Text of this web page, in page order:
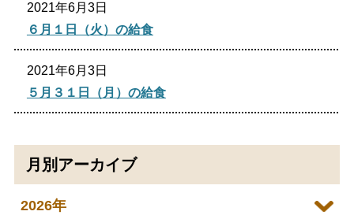
2021年6月3日
６月１日（火）の給食
2021年6月3日
５月３１日（月）の給食
月別アーカイブ
2026年